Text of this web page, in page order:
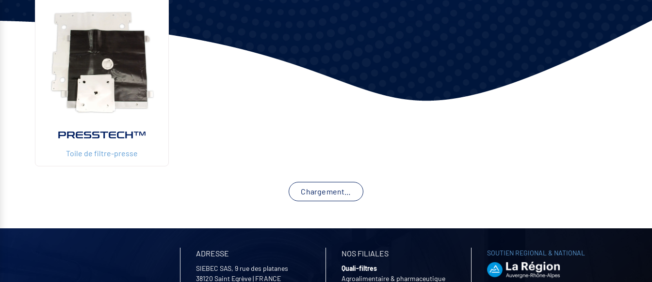
PRESSTECH™
Toile de filtre-presse
Chargement…
ADRESSE
SIEBEC SAS, 9 rue des platanes
38120 Saint Egrève| FRANCE
NOS FILIALES
Quali-filtres
Agroalimentaire & pharmaceutique
SOUTIEN REGIONAL & NATIONAL